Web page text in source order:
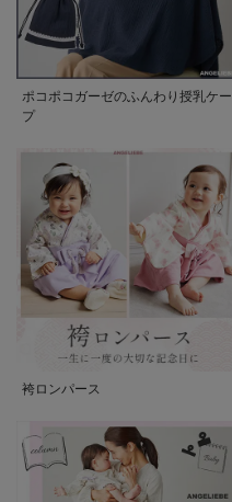
ポコポコガーゼのふんわり授乳ケー
プ
袴ロンパース